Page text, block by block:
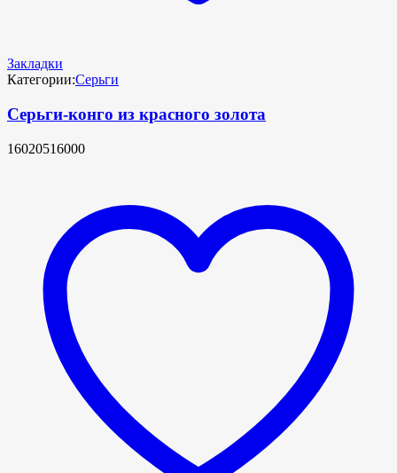
Закладки
Категории:Серьги
Серьги-конго из красного золота
16020516000